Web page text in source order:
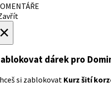
dárek pro
si zablokovat Kurz šití